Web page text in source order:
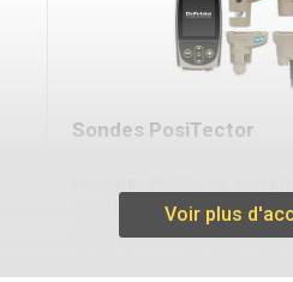
Sondes PosiTector
PosiTector , ce qui permet de
jauge d'épaisseur de
Voir plus